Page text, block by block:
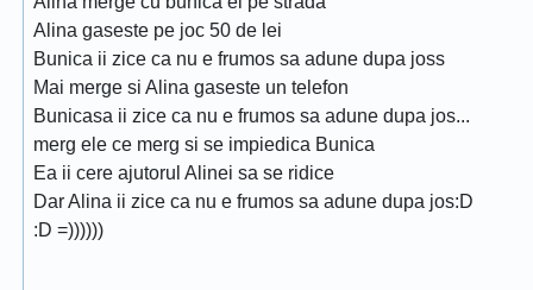
Alina gaseste pe joc 50 de lei
Bunica ii zice ca nu e frumos sa adune dupa joss
Mai merge si Alina gaseste un telefon
Bunicasa ii zice ca nu e frumos sa adune dupa jos...
merg ele ce merg si se impiedica Bunica
Ea ii cere ajutorul Alinei sa se ridice
Dar Alina ii zice ca nu e frumos sa adune dupa jos:D
:D =))))))